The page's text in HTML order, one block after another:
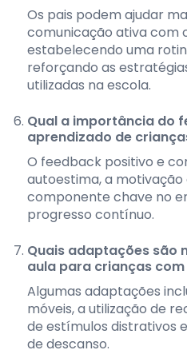
Os pais podem ajudar
comunicação ativa com
estabelecendo uma
reforçando as
utilizadas na escola.
Qual a importância do
aprendizado de
O feedback positivo e
autoestima, a motivação
componente chave no
progresso contínuo.
Quais adaptações são
aula para crianças com
Algumas adaptações
móveis, a utilização de
de estímulos distrativos
de descanso.